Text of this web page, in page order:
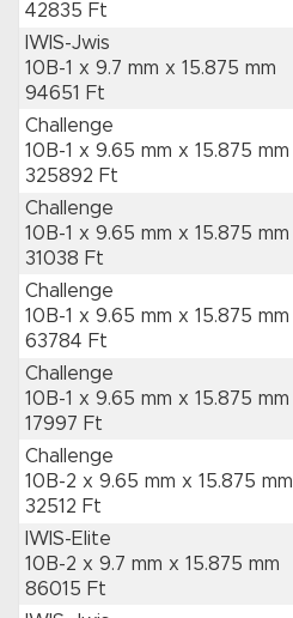
42835 Ft
IWIS-Jwis
10B-1 x 9.7 mm x 15.875 mm
94651 Ft
Challenge
10B-1 x 9.65 mm x 15.875 mm
325892 Ft
Challenge
10B-1 x 9.65 mm x 15.875 mm
31038 Ft
Challenge
10B-1 x 9.65 mm x 15.875 mm
63784 Ft
Challenge
10B-1 x 9.65 mm x 15.875 mm
17997 Ft
Challenge
10B-2 x 9.65 mm x 15.875 mm
32512 Ft
IWIS-Elite
10B-2 x 9.7 mm x 15.875 mm
86015 Ft